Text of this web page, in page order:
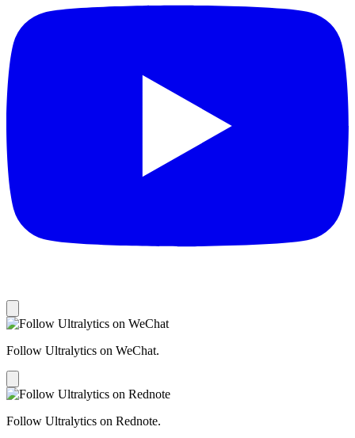
Follow Ultralytics on WeChat.
Follow Ultralytics on Rednote.